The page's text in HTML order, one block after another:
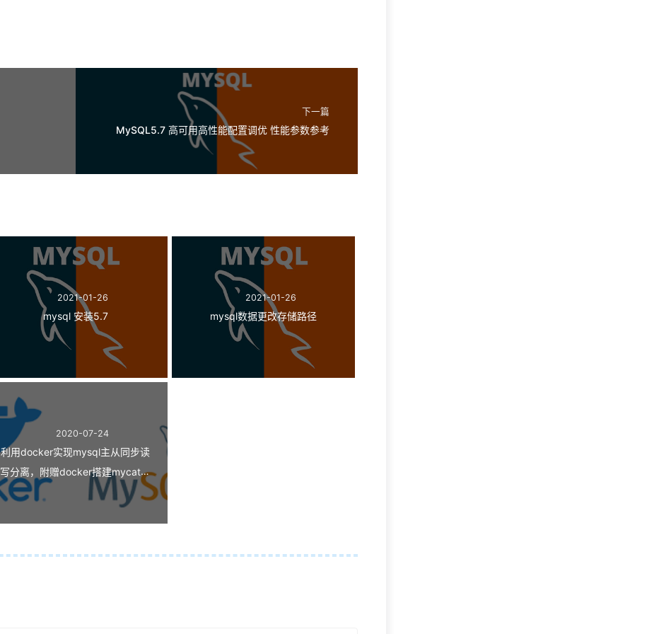
下一篇
MySQL5.7 高可用高性能配置调优 性能参数参考
2021-01-26
mysql 安装5.7
2021-01-26
mysql数据更改存储路径
2020-07-24
利用docker实现mysql主从同步读
写分离，附赠docker搭建mycat读